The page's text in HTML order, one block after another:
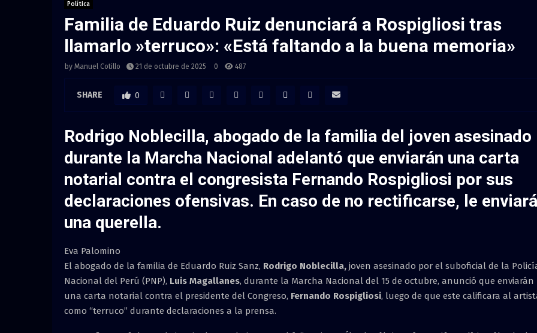
Política
Familia de Eduardo Ruiz denunciará a Rospigliosi tras
llamarlo »terruco»: «Está faltando a la buena memoria»
by Manuel Cotillo 21 de octubre de 2025 0 487
SHARE 0
Rodrigo Noblecilla, abogado de la familia del joven asesinado
durante la Marcha Nacional adelantó que enviarán una carta
notarial contra el congresista Fernando Rospigliosi por sus
declaraciones ofensivas. En caso de no rectificarse, le
una querella.
Eva Palomino
El abogado de la familia de Eduardo Ruiz Sanz, Rodrigo Noblecilla, joven asesinado por el suboficial de la
Nacional del Perú (PNP), Luis Magallanes, durante la Marcha Nacional del 15 de octubre, anunció que enviarán
una carta notarial contra el presidente del Congreso, Fernando Rospigliosi, luego de que este calificara al
como “terruco” durante declaraciones a la prensa.